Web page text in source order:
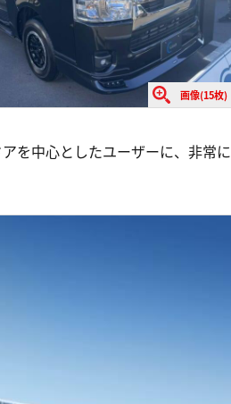
画像(15枚)
を中心としたユーザーに、非常に